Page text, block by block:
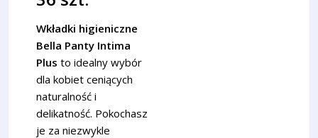
Wkładki higieniczne
Bella Panty Intima
Plus to idealny wybór
dla kobiet ceniących
naturalność i
delikatność. Pokochasz
je za niezwykle